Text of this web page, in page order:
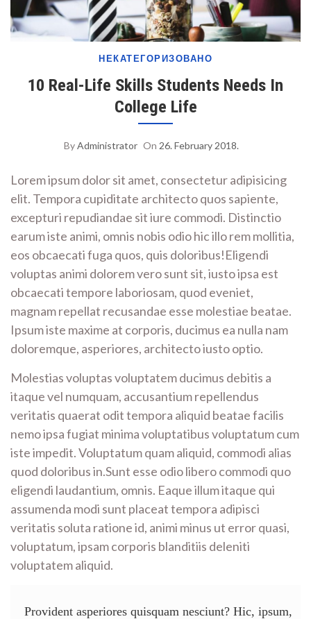
НЕКАТЕГОРИЗОВАНО
10 Real-Life Skills Students Needs In
College Life
ByAdministrator On 26. February 2018.
Lorem ipsum dolor sit amet, consectetur adipisicing
elit. Tempora cupiditate architecto quos sapiente,
excepturi repudiandae sit iure commodi. Distinctio
earum iste animi, omnis nobis odio hic illo rem mollitia,
eos obcaecati fuga quos, quis doloribus!Eligendi
voluptas animi dolorem vero sunt sit, iusto ipsa est
obcaecati tempore laboriosam, quod eveniet,
magnam repellat recusandae esse molestiae beatae.
Ipsum iste maxime at corporis, ducimus ea nulla nam
doloremque, asperiores, architecto iusto optio.
Molestias voluptas voluptatem ducimus debitis a
itaque vel numquam, accusantium repellendus
veritatis quaerat odit tempora aliquid beatae facilis
nemo ipsa fugiat minima voluptatibus voluptatum cum
iste impedit. Voluptatum quam aliquid, commodi alias
quod doloribus in.Sunt esse odio libero commodi quo
eligendi laudantium, omnis. Eaque illum itaque qui
assumenda modi sunt placeat tempora adipisci
veritatis soluta ratione id, animi minus ut error quasi,
voluptatum, ipsam corporis blanditiis deleniti
voluptatem aliquid.
Provident asperiores quisquam nesciunt? Hic, ipsum,